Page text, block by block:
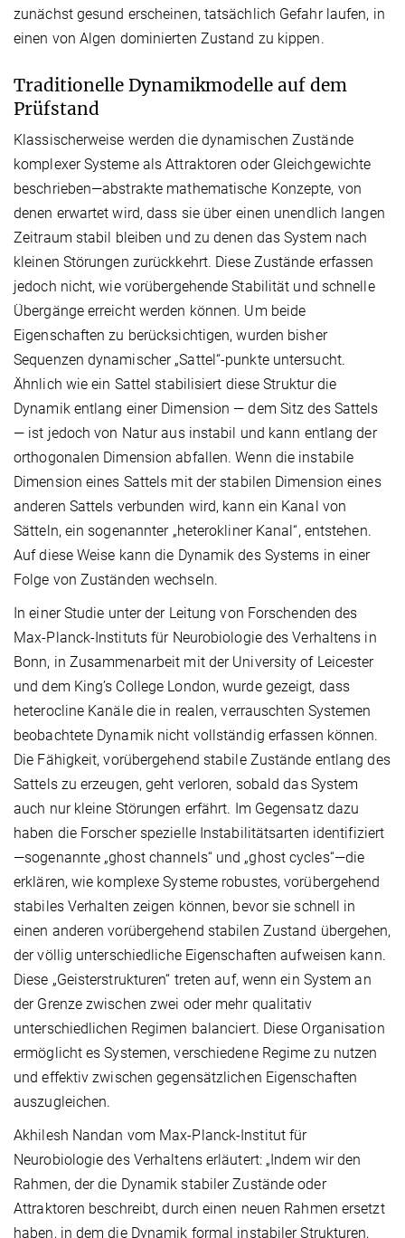
zunächst gesund erscheinen, tatsächlich Gefahr laufen, in
einen von Algen dominierten Zustand zu kippen.
Traditionelle Dynamikmodelle auf dem
Prüfstand
Klassischerweise werden die dynamischen Zustände
komplexer Systeme als Attraktoren oder Gleichgewichte
beschrieben—abstrakte mathematische Konzepte, von
denen erwartet wird, dass sie über einen unendlich langen
Zeitraum stabil bleiben und zu denen das System nach
kleinen Störungen zurückkehrt. Diese Zustände erfassen
jedoch nicht, wie vorübergehende Stabilität und schnelle
Übergänge erreicht werden können. Um beide
Eigenschaften zu berücksichtigen, wurden bisher
Sequenzen dynamischer „Sattel“-punkte untersucht.
Ähnlich wie ein Sattel stabilisiert diese Struktur die
Dynamik entlang einer Dimension — dem Sitz des Sattels
— ist jedoch von Natur aus instabil und kann entlang der
orthogonalen Dimension abfallen. Wenn die instabile
Dimension eines Sattels mit der stabilen Dimension eines
anderen Sattels verbunden wird, kann ein Kanal von
Sätteln, ein sogenannter „heterokliner Kanal“, entstehen.
Auf diese Weise kann die Dynamik des Systems in einer
Folge von Zuständen wechseln.
In einer Studie unter der Leitung von Forschenden des
Max-Planck-Instituts für Neurobiologie des Verhaltens in
Bonn, in Zusammenarbeit mit der University of Leicester
und dem King’s College London, wurde gezeigt, dass
heterocline Kanäle die in realen, verrauschten Systemen
beobachtete Dynamik nicht vollständig erfassen können.
Die Fähigkeit, vorübergehend stabile Zustände entlang des
Sattels zu erzeugen, geht verloren, sobald das System
auch nur kleine Störungen erfährt. Im Gegensatz dazu
haben die Forscher spezielle Instabilitätsarten identifiziert
—sogenannte „ghost channels“ und „ghost cycles“—die
erklären, wie komplexe Systeme robustes, vorübergehend
stabiles Verhalten zeigen können, bevor sie schnell in
einen anderen vorübergehend stabilen Zustand übergehen,
der völlig unterschiedliche Eigenschaften aufweisen kann.
Diese „Geisterstrukturen“ treten auf, wenn ein System an
der Grenze zwischen zwei oder mehr qualitativ
unterschiedlichen Regimen balanciert. Diese Organisation
ermöglicht es Systemen, verschiedene Regime zu nutzen
und effektiv zwischen gegensätzlichen Eigenschaften
auszugleichen.
Akhilesh Nandan vom Max-Planck-Institut für
Neurobiologie des Verhaltens erläutert: „Indem wir den
Rahmen, der die Dynamik stabiler Zustände oder
Attraktoren beschreibt, durch einen neuen Rahmen ersetzt
haben, in dem die Dynamik formal instabiler Strukturen,